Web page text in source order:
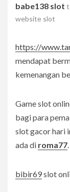
babe138 slot
website slot
https://
mendapat
kemenangan
Game slot
bagi para
slot gacor hari
ada di roma77
bibir69slot